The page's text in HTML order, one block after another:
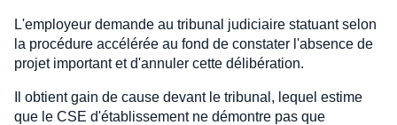
L'employeur demande au tribunal judiciaire statuant selon
la procédure accélérée au fond de constater l'absence de
projet important et d'annuler cette délibération.
Il obtient gain de cause devant le tribunal, lequel estime
que le CSE d'établissement ne démontre pas que